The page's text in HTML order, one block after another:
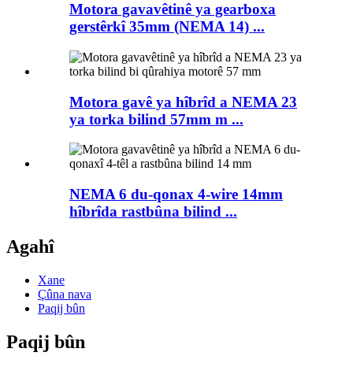
Motora gavavêtinê ya gearboxa
gerstêrkî 35mm (NEMA 14) ...
Motora gavê ya hîbrîd a NEMA 23
ya torka bilind 57mm m ...
NEMA 6 du-qonax 4-wire 14mm
hîbrîda rastbûna bilind ...
Agahî
Xane
Çûna nava
Paqij bûn
Paqij bûn